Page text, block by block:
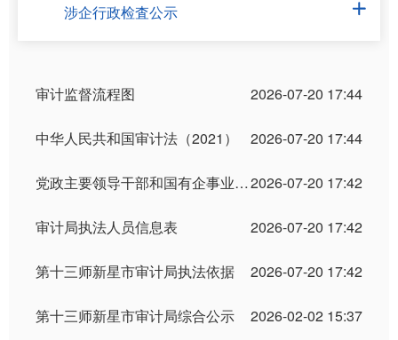
涉企行政检査公示 
2026-07-20 17:44
审计监督流程图
2026-07-20 17:44
中华人民共和国审计法（2021）
2026-07-20 17:42
党政主要领导干部和国有企事业单位主要领导人员经济责任审计规定
2026-07-20 17:42
审计局执法人员信息表
2026-07-20 17:42
第十三师新星市审计局执法依据
2026-02-02 15:37
第十三师新星市审计局综合公示